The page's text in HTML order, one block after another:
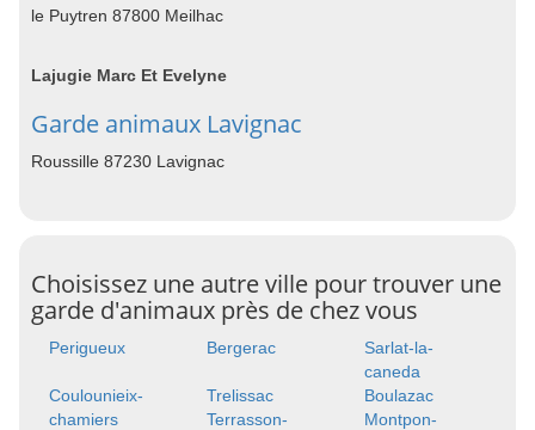
le Puytren 87800 Meilhac
Lajugie Marc Et Evelyne
Garde animaux Lavignac
Roussille 87230 Lavignac
Choisissez une autre ville pour trouver une
garde d'animaux près de chez vous
Perigueux Bergerac
Sarlat-la-
caneda
Coulounieix-
chamiers
Trelissac
Boulazac
Terrasson-
Montpon-